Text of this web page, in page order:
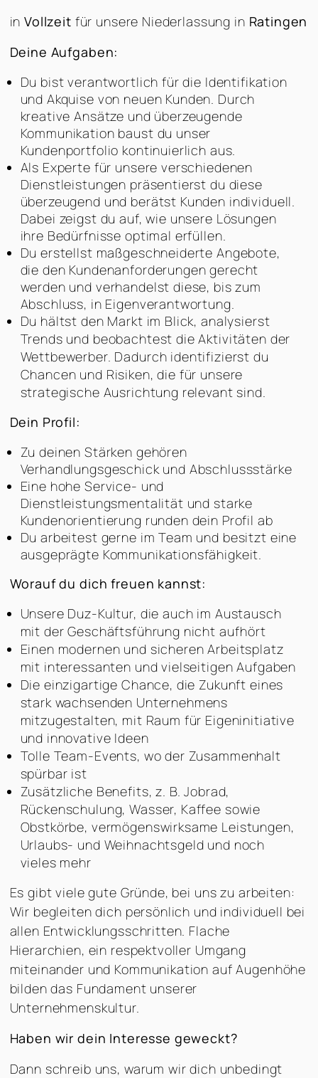
inVollzeit für unsere Niederlassung in Ratingen
Deine Aufgaben:
Du bist verantwortlich für die Identifikation
und Akquise von neuen Kunden. Durch
kreative Ansätze und überzeugende
Kommunikation baust du unser
Kundenportfolio kontinuierlich aus.
Als Experte für unsere verschiedenen
Dienstleistungen präsentierst du diese
überzeugend und berätst Kunden individuell.
Dabei zeigst du auf, wie unsere Lösungen
ihre Bedürfnisse optimal erfüllen.
Du erstellst maßgeschneiderte Angebote,
die den Kundenanforderungen gerecht
werden und verhandelst diese, bis zum
Abschluss, in Eigenverantwortung.
Du hältst den Markt im Blick, analysierst
Trends und beobachtest die Aktivitäten der
Wettbewerber. Dadurch identifizierst du
Chancen und Risiken, die für unsere
strategische Ausrichtung relevant sind.
Dein Profil:
Zu deinen Stärken gehören
Verhandlungsgeschick und Abschlussstärke
Eine hohe Service- und
Dienstleistungsmentalität und starke
Kundenorientierung runden dein Profil ab
Du arbeitest gerne im Team und besitzt eine
ausgeprägte Kommunikationsfähigkeit.
Worauf du dich freuen kannst:
Unsere Duz-Kultur, die auch im Austausch
mit der Geschäftsführung nicht aufhört
Einen modernen und sicheren Arbeitsplatz
mit interessanten und vielseitigen Aufgaben
Die einzigartige Chance, die Zukunft eines
stark wachsenden Unternehmens
mitzugestalten, mit Raum für Eigeninitiative
und innovative Ideen
Tolle Team-Events, wo der Zusammenhalt
spürbar ist
Zusätzliche Benefits, z. B. Jobrad,
Rückenschulung, Wasser, Kaffee sowie
Obstkörbe, vermögenswirksame Leistungen,
Urlaubs- und Weihnachtsgeld und noch
vieles mehr
Es gibt viele gute Gründe, bei uns zu arbeiten:
Wir begleiten dich persönlich und individuell bei
allen Entwicklungsschritten. Flache
Hierarchien, ein respektvoller Umgang
miteinander und Kommunikation auf Augenhöhe
bilden das Fundament unserer
Unternehmenskultur.
Haben wir dein Interesse geweckt?
Dann schreib uns, warum wir dich unbedingt